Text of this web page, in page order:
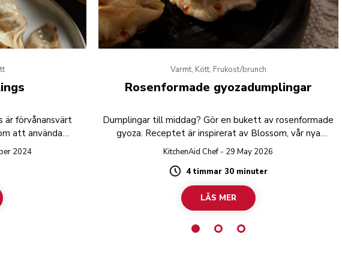
är förvånansvärt
att använda
och använda
2024
Varmt, Kött, Frukost/brunch
Rosenformade gyozadumplingar
Dumplingar till middag? Gör en bukett av rosenformade
gyoza. Receptet är inspirerat av Blossom, vår nya
köksmaskin i Design-serien.
KitchenAid Chef - 29 May 2026
Duration
4 timmar 30 minuter
LÄS MER